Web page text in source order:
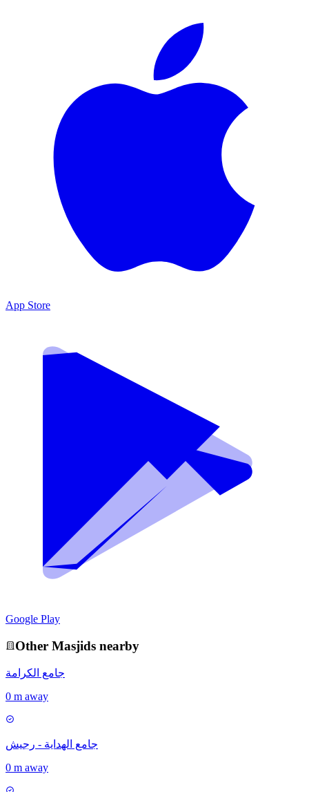
App Store
Google Play
Other Masjids nearby
جامع الكرامة
0 m away
جامع الهداية - رجيش
0 m away